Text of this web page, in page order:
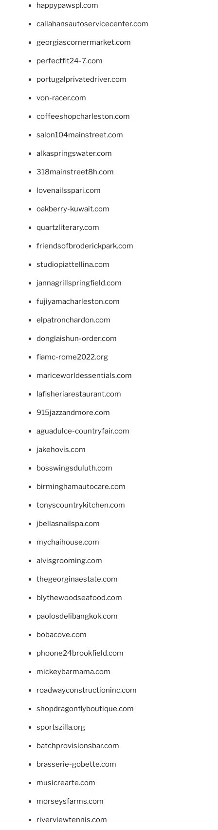
happypawspl.com
callahansautoservicecenter.com
georgiascornermarket.com
perfectfit24-7.com
portugalprivatedriver.com
von-racer.com
coffeeshopcharleston.com
salon104mainstreet.com
alkaspringswater.com
318mainstreet8h.com
lovenailsspari.com
oakberry-kuwait.com
quartzliterary.com
friendsofbroderickpark.com
studiopiattellina.com
jannagrillspringfield.com
fujiyamacharleston.com
elpatronchardon.com
donglaishun-order.com
fiamc-rome2022.org
mariceworldessentials.com
lafisheriarestaurant.com
915jazzandmore.com
aguadulce-countryfair.com
jakehovis.com
bosswingsduluth.com
birminghamautocare.com
tonyscountrykitchen.com
jbellasnailspa.com
mychaihouse.com
alvisgrooming.com
thegeorginaestate.com
blythewoodseafood.com
paolosdelibangkok.com
bobacove.com
phoone24brookfield.com
mickeybarmama.com
roadwayconstructioninc.com
shopdragonflyboutique.com
sportszilla.org
batchprovisionsbar.com
brasserie-gobette.com
musicrearte.com
morseysfarms.com
riverviewtennis.com